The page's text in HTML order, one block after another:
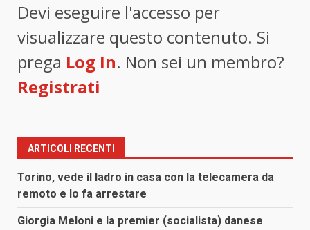
Devi eseguire l'accesso per
visualizzare questo contenuto. Si
prega Log In. Non sei un membro?
Registrati
ARTICOLI RECENTI
Torino, vede il ladro in casa con la telecamera da
remoto e lo fa arrestare
Giorgia Meloni e la premier (socialista) danese